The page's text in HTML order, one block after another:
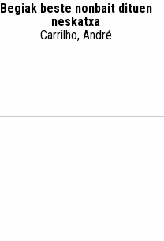
Begiak beste nonbait dituen
neskatxa
Carrilho, André